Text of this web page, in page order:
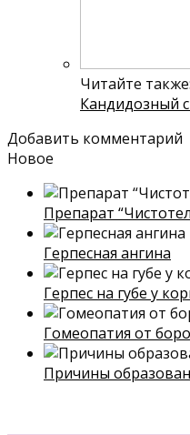
Читайте также:
Кандидозный
Добавить комментарий
Новое
Препарат
Герпесная ангина
Герпес на губе у
Гомеопатия от
Причины